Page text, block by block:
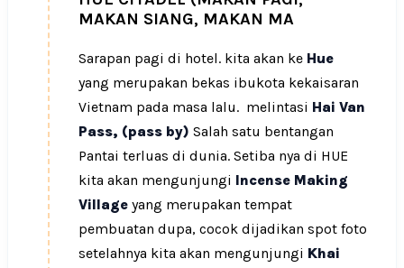
MAKAN SIANG, MAKAN MA
Sarapan pagi di hotel. kita akan ke Hue
yang merupakan bekas ibukota kekaisaran
Vietnam pada masa lalu. melintasi Hai Van
Pass, (pass by) Salah satu bentangan
Pantai terluas di dunia. Setiba nya di HUE
kita akan mengunjungi Incense Making
Village yang merupakan tempat
pembuatan dupa, cocok dijadikan spot foto
setelahnya kita akan mengunjungi Khai